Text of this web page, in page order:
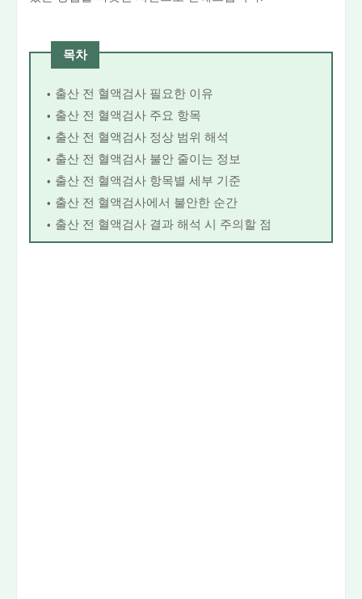
목차
출산 전 혈액검사 필요한 이유
출산 전 혈액검사 주요 항목
출산 전 혈액검사 정상 범위 해석
출산 전 혈액검사 불안 줄이는 정보
출산 전 혈액검사 항목별 세부 기준
출산 전 혈액검사에서 불안한 순간
출산 전 혈액검사 결과 해석 시 주의할 점